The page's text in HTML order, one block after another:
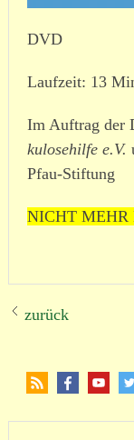
DVD
Laufzeit: 13
Im Auftrag der
ku­lo­se­hilfe e.V.
Pfau-Stiftung
NICHT MEHR
zurück